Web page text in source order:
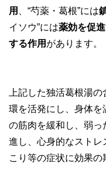
用
、“芍薬・葛根”には
イソウ”には薬効を促
する作用 があります。
上記した独活葛根湯
環を活発にし、身体を
の筋肉を緩和し、弱っ
進し、心身的なストレ
こり等の症状に効果の